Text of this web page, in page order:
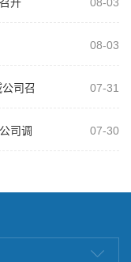
08-03
司召
07-31
司调
07-30